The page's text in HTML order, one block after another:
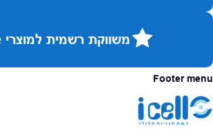
משווקת רשמית למוצרי Apple
Footer menu